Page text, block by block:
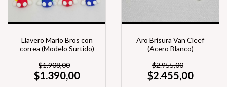
Llavero Mario Bros con
correa (Modelo Surtido)
$1.908,00
$1.390,00
Aro Brisura Van Cleef
(Acero Blanco)
$2.955,00
$2.455,00